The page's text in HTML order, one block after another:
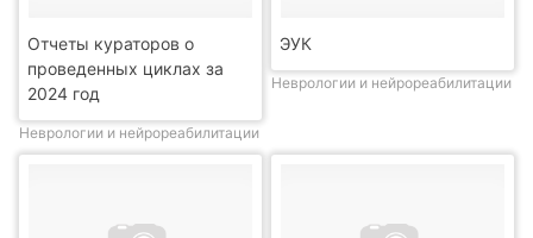
Отчеты кураторов о
проведенных циклах за
2024 год
Неврологии и нейрореабилитации
ЭУК
Неврологии и нейрореабилитации